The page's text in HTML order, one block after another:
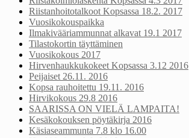
Riistanhoitotalkoot Kopsassa 18.2. 2017
Vuosikokouspaikka
Ilmakivääriammunnat alkavat 19.1 2017
Tilastokortin täyttäminen
Vuosikokous 2017
Hirvenhaukkukokeet Kopsassa 3.12 2016
Peijaiset 26.11. 2016
Kopsa rauhoitettu 19.11. 2016
Hirvikokous 29.8 2016
SAARISSA ON VIELÄ LAMPAITA!
Kesäkokouksen pöytäkirja 2016
Käsiaseammunta 7.8 klo 16.00